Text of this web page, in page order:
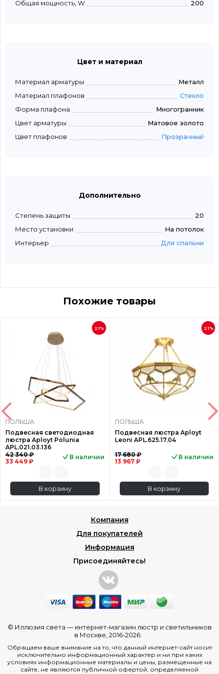
Общая мощность, W
200
Цвет и материал
Материал арматуры
Металл
Материал плафонов
Стекло
Форма плафона
Многогранник
Цвет арматуры
Матовое золото
Цвет плафонов
Прозрачный
Дополнительно
Степень защиты
20
Место установки
На потолок
Интерьер
Для спальни
Похожие товары
21%
ПОЛЬША
Подвесная светодиодная
люстра Aployt Polunia
APL.021.03.136
42 340 ₽
33 449 ₽
В наличии
В корзину
21%
ПОЛЬША
Подвесная люстра Aployt
Leoni APL.625.17.04
17 680 ₽
13 967 ₽
В наличии
В корзину
Компания
Для покупателей
Информация
Присоединяйтесь!
© Иллюзия света — интернет-магазин люстр и светильников
в Москве , 2016-2026.
Обращаем ваше внимание на то, что данный интернет-сайт носит
исключительно информационный характер и ни при каких
условиях информационные материалы и цены, размещенные на
сайте, не являются публичной офертой, определяемой